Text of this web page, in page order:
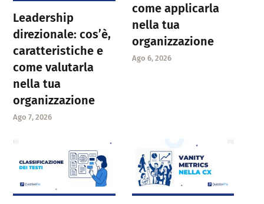
Leadership
direzionale: cos’è,
caratteristiche e
come valutarla
nella tua
organizzazione
Ago 7, 2026
come applicarla
nella tua
organizzazione
Ago 6, 2026